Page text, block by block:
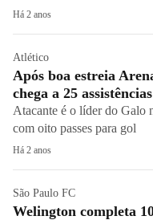
Há 2 anos
Atlético
Após boa estreia
chega a 25
Atacante é o líder do Galo
com oito passes para gol
Há 2 anos
São Paulo FC
Welington completa